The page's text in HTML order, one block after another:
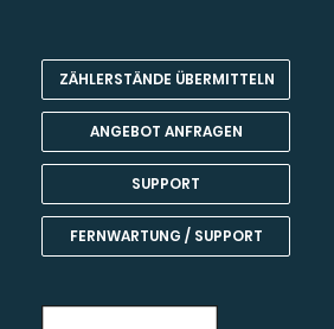
ZÄHLERSTÄNDE ÜBERMITTELN
ANGEBOT ANFRAGEN
SUPPORT
FERNWARTUNG / SUPPORT